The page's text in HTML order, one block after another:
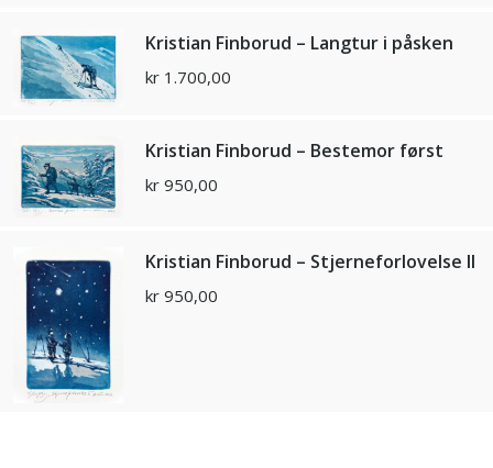
Kristian Finborud – Langtur i påsken
kr 1.700,00
Kristian Finborud – Bestemor først
kr 950,00
Kristian Finborud – Stjerneforlovelse II
kr 950,00